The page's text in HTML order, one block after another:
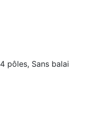
4 pôles, Sans balai